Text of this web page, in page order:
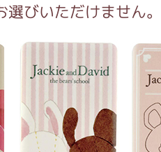
びいただけません。